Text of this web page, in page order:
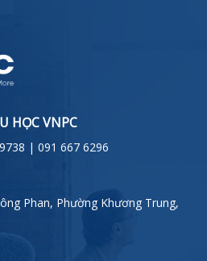
HỌC VNPC
| 091 667 6296
Phan, Phường Khương Trung,